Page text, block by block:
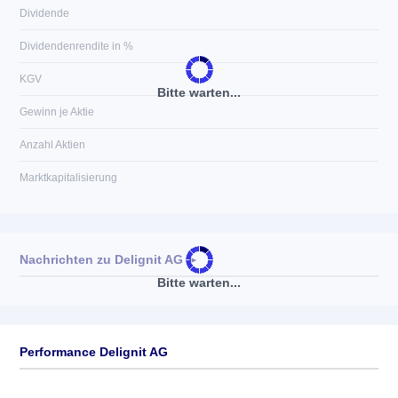
Bitte warten...
Dividende
Dividendenrendite in %
KGV
Gewinn je Aktie
Anzahl Aktien
Marktkapitalisierung
Bitte warten...
Nachrichten zu Delignit AG ►
Performance Delignit AG